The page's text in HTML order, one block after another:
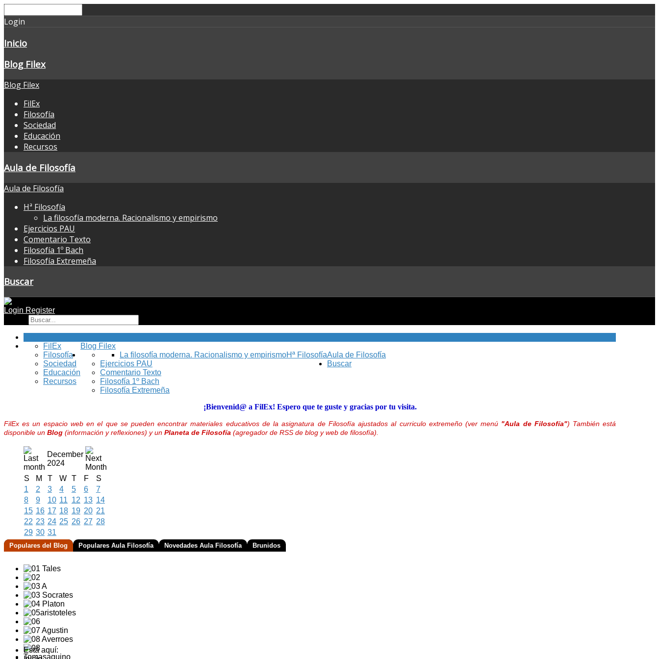
Login
Inicio
Blog Filex
Blog Filex
FilEx
Filosofía
Sociedad
Educación
Recursos
Aula de Filosofía
Aula de Filosofía
Hª Filosofía
La filosofía moderna. Racionalismo y empirismo
Ejercicios PAU
Comentario Texto
Filosofía 1º Bach
Filosofía Extremeña
Buscar
Login Register
Blog Filex
FilEx
Filosofía
Sociedad
Educación
Recursos
Aula de Filosofía
Hª Filosofía
La filosofía moderna. Racionalismo y empirismo
Ejercicios PAU
Comentario Texto
Filosofía 1º Bach
Filosofía Extremeña
Buscar
¡Bienvenid@ a FilEx! Espero que te guste y gracias por tu visita.
FilEx es un espacio web en el que se pueden encontrar materiales educativos de la asignatura de Filosofía ajustados al curriculo extremeño (ver menú "Aula de Filosofía") También está
disponible un Blog (información y reflexiones) y un Planeta de Filosofía (agregador de RSS de blog y web de filosofía).
December
2024
S
M T W T F
S
1
2 3 4 5 6
7
8
9 10 11 12 13 14
15 16 17 18 19 20 21
22 23 24 25 26 27 28
29 30 31
Populares del Blog Populares Aula Filosofía Novedades Aula Filosofía Brunidos
Está aquí: